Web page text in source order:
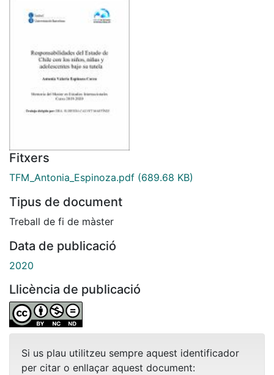
Fitxers
TFM_Antonia_Espinoza.pdf (689.68 KB)
Tipus de document
Treball de fi de màster
Data de publicació
2020
Llicència de publicació
Si us plau utilitzeu sempre aquest identificador
per citar o enllaçar aquest document: